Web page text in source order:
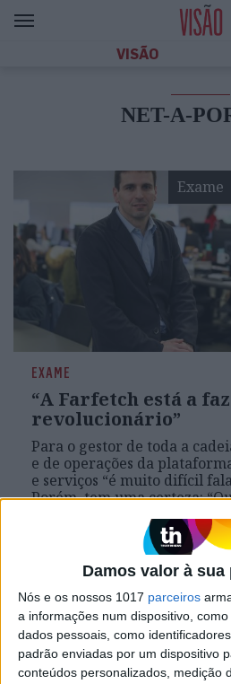
Damos valor à
Nós e os nossos 1017 parceiros
a informações num dispositivo,
dados pessoais, como
padrão enviadas por um dispositivo
conteúdos personalizados, medição
VISÃO
NET-A-
Exame
EXAME
“A Farfetch está a
revolucionário”
Para o gestor de toda a
e de operações da
e serviços “é muito difícil
Porém, tem uma certeza:
preparado para reagir às
vontades dos clientes vai ter
pela frente” Este texto foi
publicado na edição de maio
Exame